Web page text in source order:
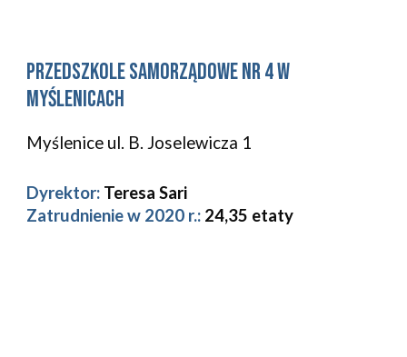
Przedszkole Samorządowe Nr 4 w
Myślenicach
Myślenice ul. B. Joselewicza 1
Dyrektor: Teresa Sari
Zatrudnienie w 2020 r.: 24,35 etaty